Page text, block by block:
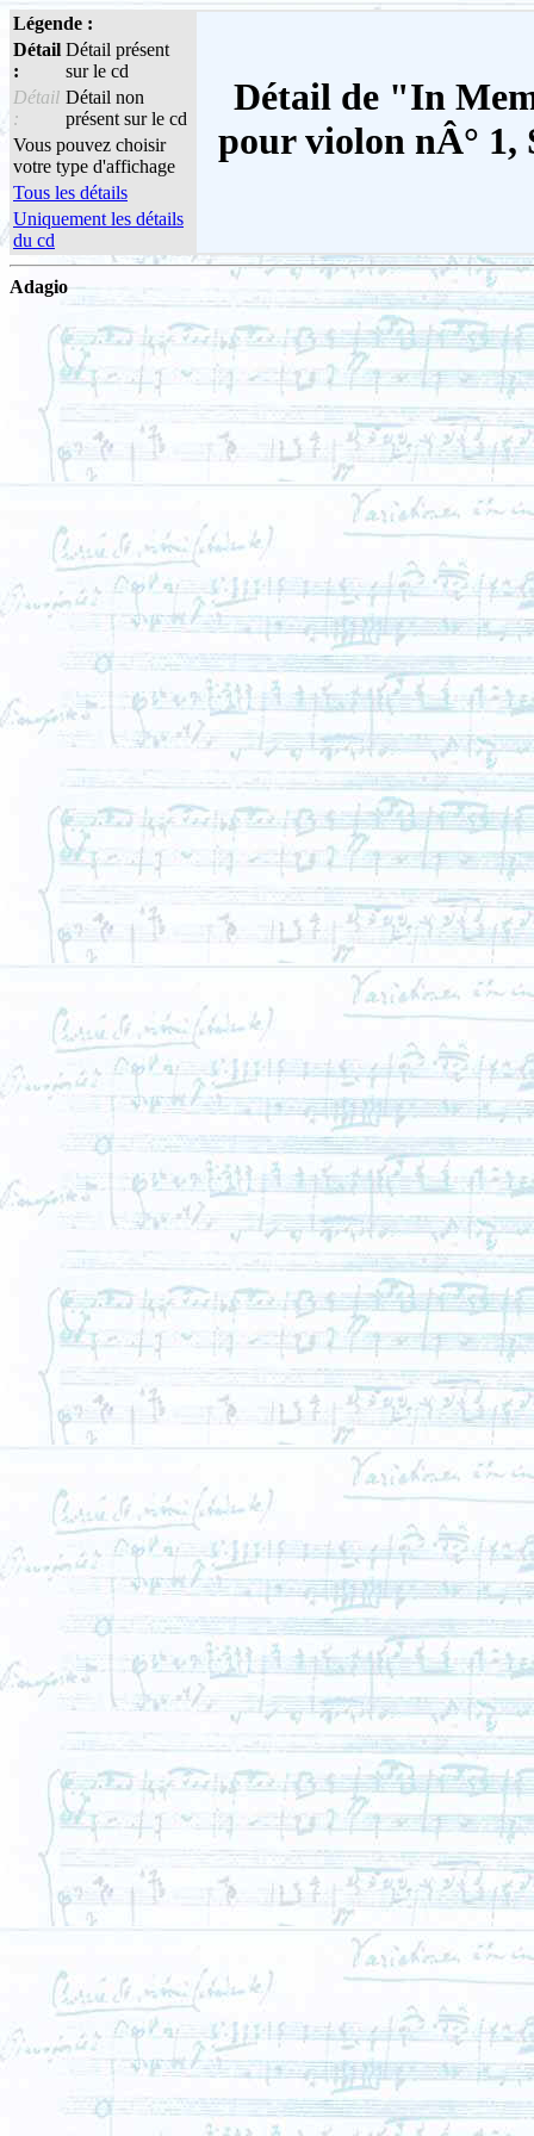
Légende :
Détail de "In
pour violon nÂ°
Détail
:
Détail présent
sur le cd
Détail
:
Détail non
présent sur le cd
Vous pouvez choisir
votre type d'affichage
Tous les détails
Uniquement les détails
du cd
Adagio